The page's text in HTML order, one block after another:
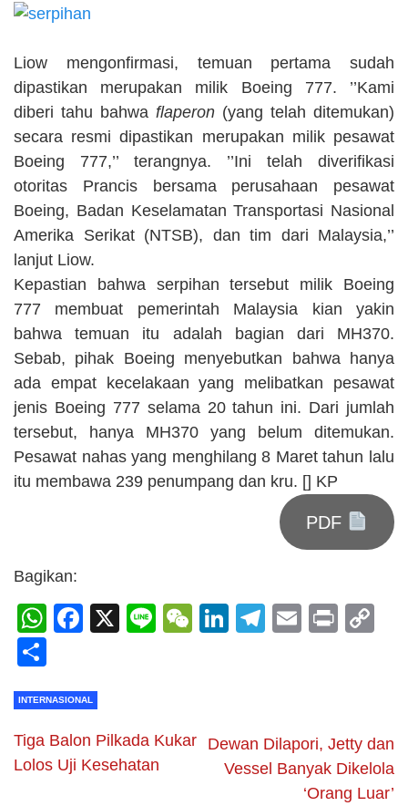
Liow mengonfirmasi, temuan pertama sudah
dipastikan merupakan milik Boeing 777. ’’Kami
diberi tahu bahwa flaperon (yang telah ditemukan)
secara resmi dipastikan merupakan milik pesawat
Boeing 777,’’ terangnya. ’’Ini telah diverifikasi
otoritas Prancis bersama perusahaan pesawat
Boeing, Badan Keselamatan Transportasi Nasional
Amerika Serikat (NTSB), dan tim dari Malaysia,’’
lanjut Liow.
Kepastian bahwa serpihan tersebut milik Boeing
777 membuat pemerintah Malaysia kian yakin
bahwa temuan itu adalah bagian dari MH370.
Sebab, pihak Boeing menyebutkan bahwa hanya
ada empat kecelakaan yang melibatkan pesawat
jenis Boeing 777 selama 20 tahun ini. Dari jumlah
tersebut, hanya MH370 yang belum ditemukan.
Pesawat nahas yang menghilang 8 Maret tahun lalu
itu membawa 239 penumpang dan kru. [] KP
PDF
Bagikan:
WhatsApp
Facebook
X LineWeChat
LinkedIn
Telegram
Email
Print
INTERNASIONAL
Tiga Balon Pilkada Kukar
Lolos Uji Kesehatan
Dewan Dilapori, Jetty dan
Vessel Banyak Dikelola
‘Orang Luar’